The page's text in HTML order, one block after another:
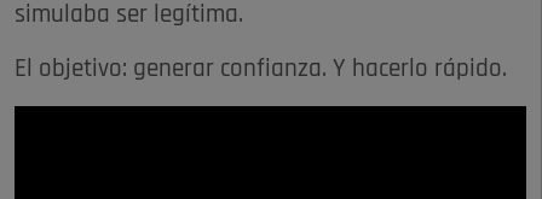
simulaba ser legítima.
El objetivo: generar confianza. Y hacerlo rápido.